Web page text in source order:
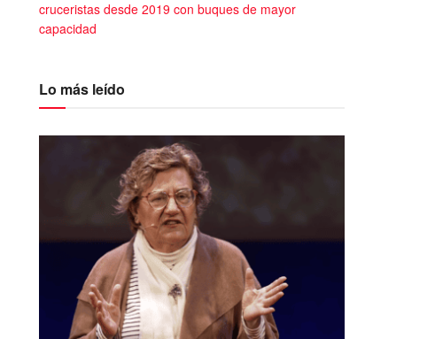
cruceristas desde 2019 con buques de mayor
capacidad
Lo más leído